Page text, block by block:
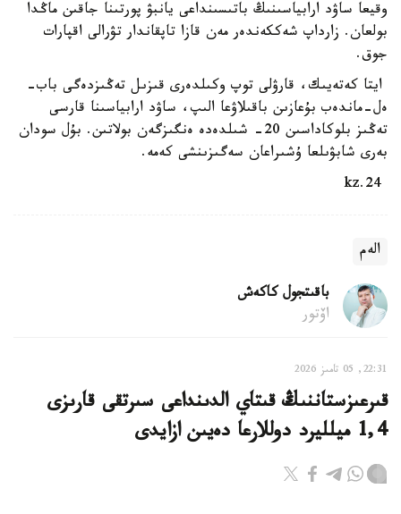
وقيعا ساۋد ارابياسىنىڭ باتىسىنداعى يانبۋ پورتىنا جاقىن ماڭدا
بولعان. زارداپ شەككەندەر مەن قازا تاپقاندار تۋرالى اقپارات
جوق.
ايتا كەتەيىك، قارۋلى توپ وكىلدەرى قىزىل تەڭىزدەگى باب-
ەل-ماندەب بۇعازىن باقىلاۋعا الىپ، ساۋد ارابياسىنا قارسى
تەڭىز بلوكاداسىن 20- شىلدەدە ەنگىزگەن بولاتىن. بۇل سودان
بەرى شابۋىلعا ۇشىراعان سەگىزىنشى كەمە.
الەم
باقىتجول كاكەش
اۆتور
22:31, 05 تامىز 2026
قىرعىزستاننىڭ قىتاي الدىنداعى سىرتقى قارىزى
1,4 ميلليرد دوللارعا دەيىن ازايدى